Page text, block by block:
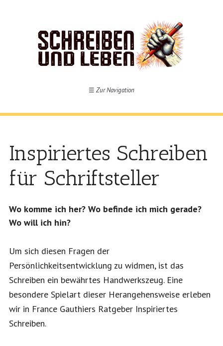
☰ Zur Navigation
Inspiriertes Schreiben
für Schriftsteller
Wo komme ich her? Wo befinde ich mich gerade?
Wo will ich hin?
Um sich diesen Fragen der
Persönlichkeitsentwicklung zu widmen, ist das
Schreiben ein bewährtes Handwerkszeug. Eine
besondere Spielart dieser Herangehensweise erleben
wir in France Gauthiers Ratgeber Inspiriertes
Schreiben.